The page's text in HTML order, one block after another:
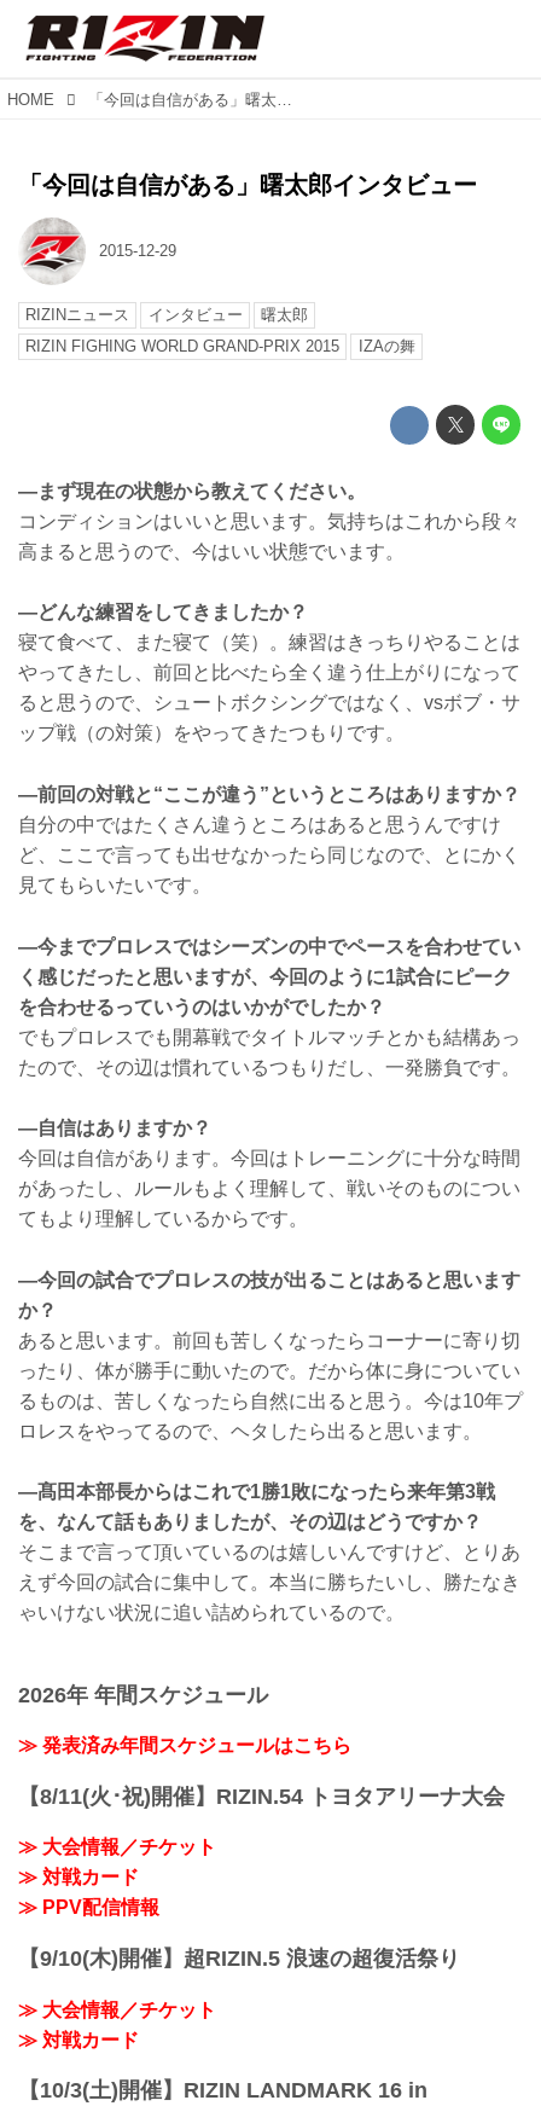
HOME 「今回は自信がある」曙太郎インタビュー
「今回は自信がある」曙太郎インタビュー
2015-12-29
RIZINニュース インタビュー
曙太郎
RIZIN FIGHING WORLD GRAND-PRIX 2015
IZAの舞
—まず現在の状態から教えてください。
コンディションはいいと思います。気持ちはこれから段々
高まると思うので、今はいい状態でいます。
—どんな練習をしてきましたか？
寝て食べて、また寝て（笑）。練習はきっちりやることは
やってきたし、前回と比べたら全く違う仕上がりになって
ると思うので、シュートボクシングではなく、vsボブ・サ
ップ戦（の対策）をやってきたつもりです。
—前回の対戦と“ここが違う”というところはありますか？
自分の中ではたくさん違うところはあると思うんですけ
ど、ここで言っても出せなかったら同じなので、とにかく
見てもらいたいです。
—今までプロレスではシーズンの中でペースを合わせてい
く感じだったと思いますが、今回のように1試合にピーク
を合わせるっていうのはいかがでしたか？
でもプロレスでも開幕戦でタイトルマッチとかも結構あっ
たので、その辺は慣れているつもりだし、一発勝負です。
—自信はありますか？
今回は自信があります。今回はトレーニングに十分な時間
があったし、ルールもよく理解して、戦いそのものについ
てもより理解しているからです。
—今回の試合でプロレスの技が出ることはあると思います
か？
あると思います。前回も苦しくなったらコーナーに寄り切
ったり、体が勝手に動いたので。だから体に身についてい
るものは、苦しくなったら自然に出ると思う。今は10年プ
ロレスをやってるので、ヘタしたら出ると思います。
—髙田本部長からはこれで1勝1敗になったら来年第3戦
を、なんて話もありましたが、その辺はどうですか？
そこまで言って頂いているのは嬉しいんですけど、とりあ
えず今回の試合に集中して。本当に勝ちたいし、勝たなき
ゃいけない状況に追い詰められているので。
2026年 年間スケジュール
≫ 発表済み年間スケジュールはこちら
【8/11(火･祝)開催】RIZIN.54 トヨタアリーナ大会
≫ 大会情報／チケット
≫ 対戦カード
≫ PPV配信情報
【9/10(木)開催】超RIZIN.5 浪速の超復活祭り
≫ 大会情報／チケット
≫ 対戦カード
【10/3(土)開催】RIZIN LANDMARK 16 in